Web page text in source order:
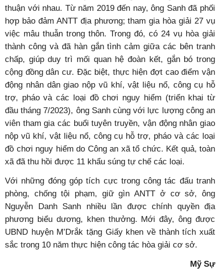
thuận với nhau. Từ năm 2019 đến nay, ông Sanh đã phối
hợp bảo đảm ANTT địa phương; tham gia hòa giải 27 vụ
việc mâu thuẫn trong thôn. Trong đó, có 24 vụ hòa giải
thành công và đã hàn gắn tình cảm giữa các bên tranh
chấp, giúp duy trì mối quan hệ đoàn kết, gắn bó trong
cộng đồng dân cư. Đặc biệt, thực hiện đợt cao điểm vận
động nhân dân giao nộp vũ khí, vật liệu nổ, công cụ hỗ
trợ, pháo và các loại đồ chơi nguy hiểm (triển khai từ
đầu tháng 7/2023), ông Sanh cùng với lực lượng công an
viên tham gia các buổi tuyên truyền, vận động nhân giao
nộp vũ khí, vật liệu nổ, công cụ hỗ trợ, pháo và các loại
đồ chơi nguy hiểm do Công an xã tổ chức. Kết quả, toàn
xã đã thu hồi được 11 khẩu súng tự chế các loại.
Với những đóng góp tích cực trong công tác đấu tranh
phòng, chống tội phạm, giữ gìn ANTT ở cơ sở, ông
Nguyễn Danh Sanh nhiều lần được chính quyền địa
phương biểu dương, khen thưởng. Mới đây, ông được
UBND huyện M’Drắk tặng Giấy khen về thành tích xuất
sắc trong 10 năm thực hiện công tác hòa giải cơ sở.
Mỹ Sự